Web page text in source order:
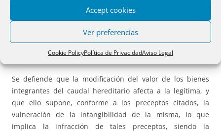
Accept cookies
Ver preferencias
Cookie PolicyPolítica de PrivacidadAviso Legal
de 18 de Julio,dos tipos de intangibilidad
legítima: la cuantitativa y la cualitativa, si bien precisa que,
cuando la lesión de la legítima la produce la partición, no
se puede hablar de intangibilidad, sino de corrección de
las operaciones particionales.
Se defiende que la modificación del valor de los bienes
integrantes del caudal hereditario afecta a la legítima, y
que ello supone, conforme a los preceptos citados, la
vulneración de la intangibilidad de la misma, lo que
implica la infracción de tales preceptos, siendo la